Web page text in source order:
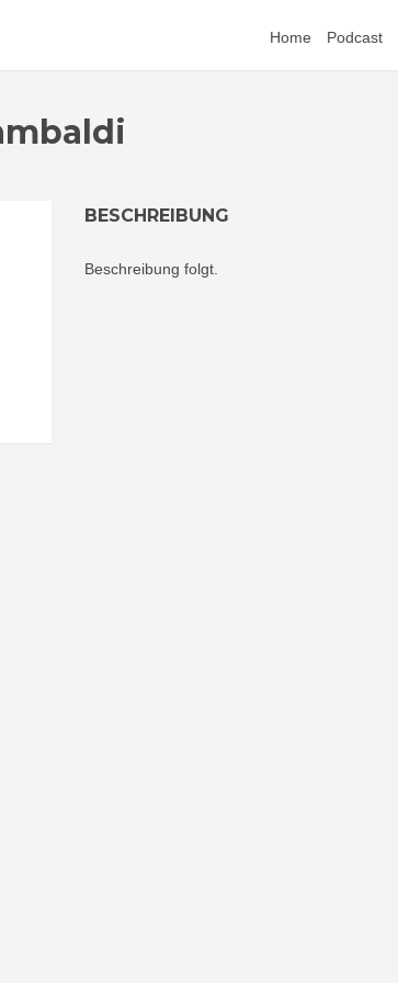
Home Podcast
BESCHREIBUNG
Beschreibung folgt.